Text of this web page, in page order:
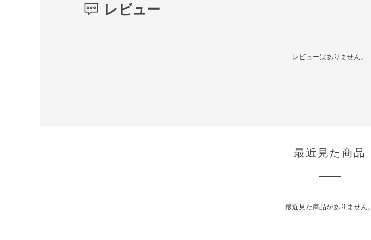
レビュー
レビューはありません。
最近見た商品
最近見た商品がありません。